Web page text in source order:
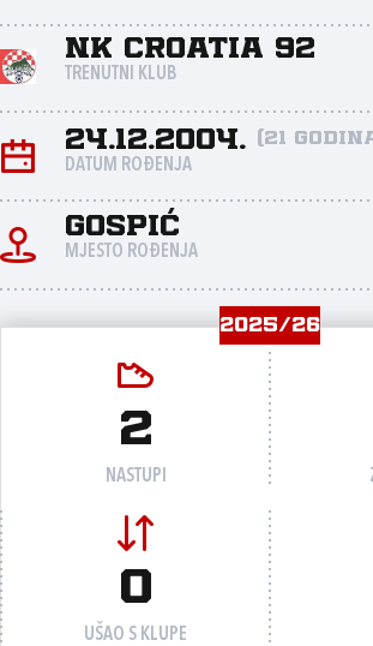
NK Croatia 92
TRENUTNI KLUB
24.12.2004. (21
DATUM ROĐENJA
Gospić
MJESTO ROĐENJA
2025/26
2
NASTUPI
0
UŠAO S KLUPE